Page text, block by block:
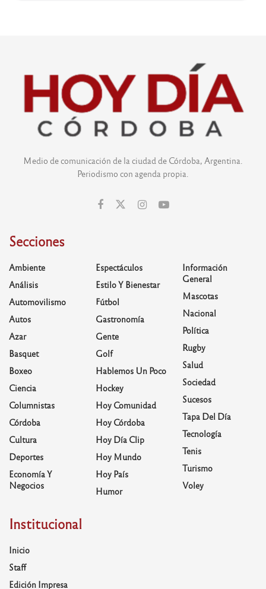
Medio de comunicación de la ciudad de Córdoba, Argentina.
Periodismo con agenda propia.
Secciones
Ambiente
Análisis
Automovilismo
Autos
Azar
Basquet
Boxeo
Ciencia
Columnistas
Córdoba
Cultura
Deportes
Economía Y
Negocios
Espectáculos
Estilo Y Bienestar
Fútbol
Gastronomía
Gente
Golf
Hablemos Un Poco
Hockey
Hoy Comunidad
Hoy Córdoba
Hoy Día Clip
Hoy Mundo
Hoy País
Humor
Información
General
Mascotas
Nacional
Política
Rugby
Salud
Sociedad
Sucesos
Tapa Del Día
Tecnología
Tenis
Turismo
Voley
Institucional
Inicio
Staff
Edición Impresa